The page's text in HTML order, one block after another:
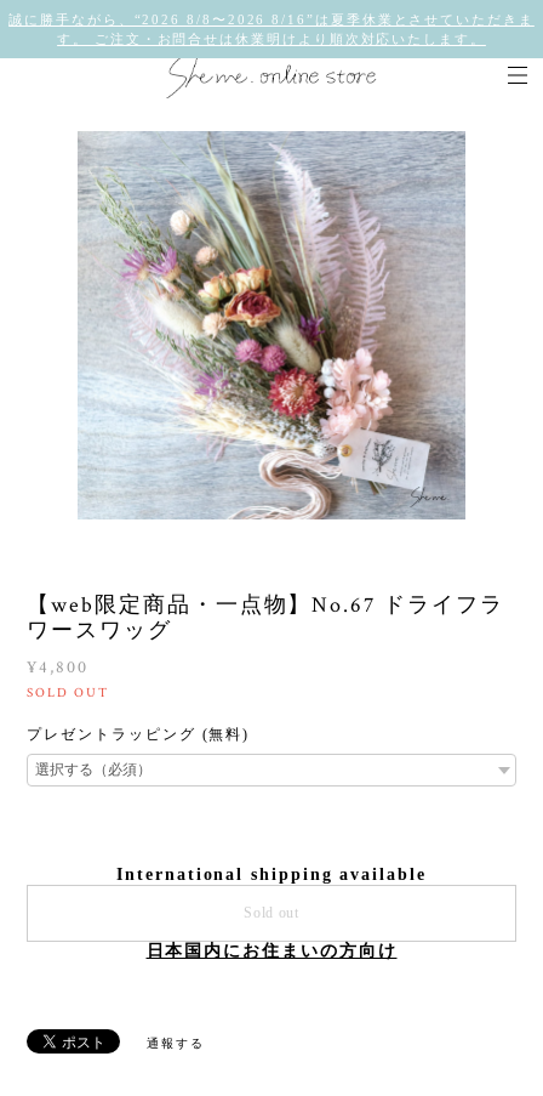
誠に勝手ながら、“2026 8/8〜2026 8/16”は夏季休業とさせていただきま
す。 ご注文・お問合せは休業明けより順次対応いたします。
【web限定商品・一点物】No.67 ドライフラ
ワースワッグ
¥4,800
SOLD OUT
プレゼントラッピング (無料)
International shipping available
Sold out
日本国内にお住まいの方向け
通報する